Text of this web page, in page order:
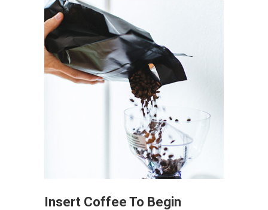
Insert Coffee To Begin